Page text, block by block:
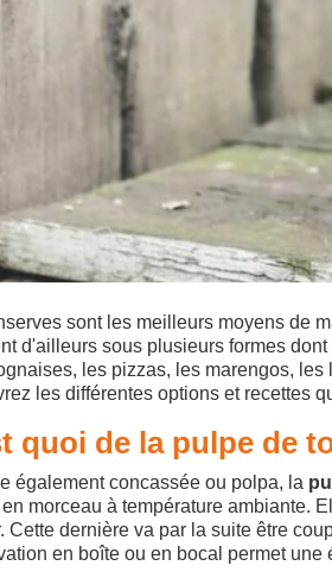
sont les meilleurs moyens de
d'ailleurs sous plusieurs formes
les pizzas, les marengos,
les différentes options et recettes
quoi de la pulpe de
également concassée ou polpa, la
en morceau à température ambiante.
Cette dernière va par la suite être
en boîte ou en bocal permet